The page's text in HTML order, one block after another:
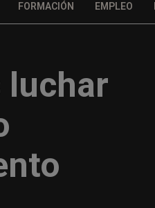
FORMACIÓN EMPLEO
luchar